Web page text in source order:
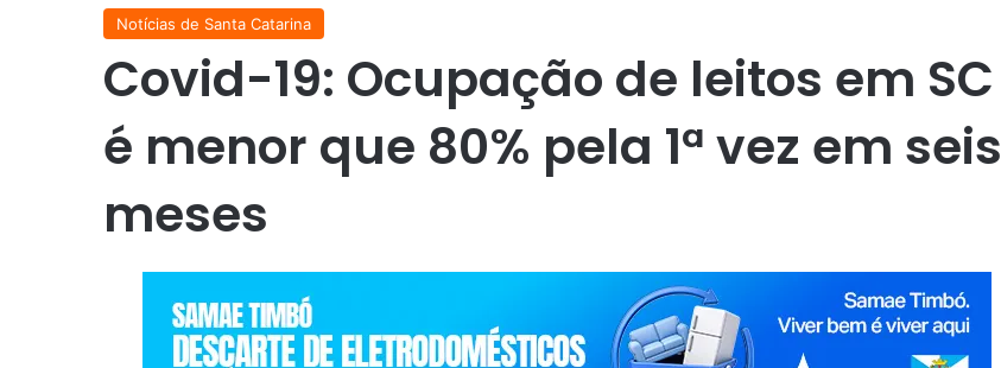
Notícias de Santa Catarina
Covid-19: Ocupação de leitos em SC
é menor que 80% pela 1ª vez em seis
meses